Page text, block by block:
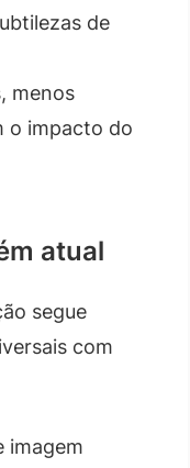
de
menos
o impacto do
atual
segue
com
imagem